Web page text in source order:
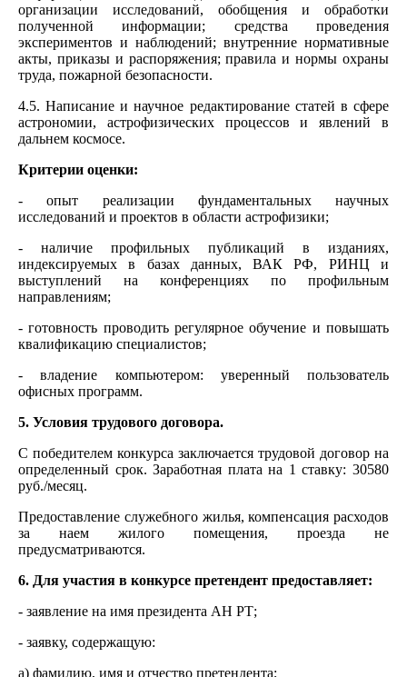
организации исследований, обобщения и обработки
полученной информации; средства проведения
экспериментов и наблюдений; внутренние нормативные
акты, приказы и распоряжения; правила и нормы охраны
труда, пожарной безопасности.
4.5. Написание и научное редактирование статей в сфере
астрономии, астрофизических процессов и явлений в
дальнем космосе.
Критерии оценки:
- опыт реализации фундаментальных научных
исследований и проектов в области астрофизики;
- наличие профильных публикаций в изданиях,
индексируемых в базах данных, ВАК РФ, РИНЦ и
выступлений на конференциях по профильным
направлениям;
- готовность проводить регулярное обучение и повышать
квалификацию специалистов;
- владение компьютером: уверенный пользователь
офисных программ.
5. Условия трудового договора.
С победителем конкурса заключается трудовой договор на
определенный срок. Заработная плата на 1 ставку: 30580
руб./месяц.
Предоставление служебного жилья, компенсация расходов
за наем жилого помещения, проезда не
предусматриваются.
6. Для участия в конкурсе претендент предоставляет:
- заявление на имя президента АН РТ;
- заявку, содержащую:
а) фамилию, имя и отчество претендента;